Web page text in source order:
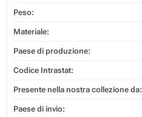
Peso:
Materiale:
Paese di produzione:
Codice Intrastat:
Presente nella nostra collezione da:
Paese di invio: